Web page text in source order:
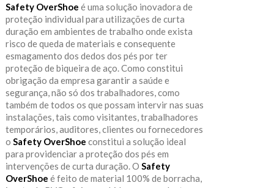
Safety OverShoe é uma solução inovadora de
proteção individual para utilizações de curta
duração em ambientes de trabalho onde exista
risco de queda de materiais e consequente
esmagamento dos dedos dos pés por ter
proteção de biqueira de aço. Como constitui
obrigação da empresa garantir a saúde e
segurança, não só dos trabalhadores, como
também de todos os que possam intervir nas suas
instalações, tais como visitantes, trabalhadores
temporários, auditores, clientes ou fornecedores
o Safety OverShoe constitui a solução ideal
para providenciar a proteção dos pés em
intervenções de curta duração. O Safety
OverShoe é feito de material 100% de borracha,